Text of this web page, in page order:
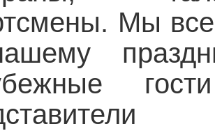
Мы